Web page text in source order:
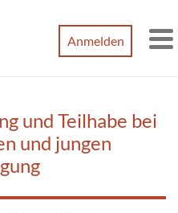
Anmelden
und Teilhabe bei
und jungen